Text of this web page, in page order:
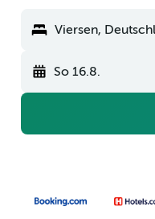
Viersen,
So 16.8.